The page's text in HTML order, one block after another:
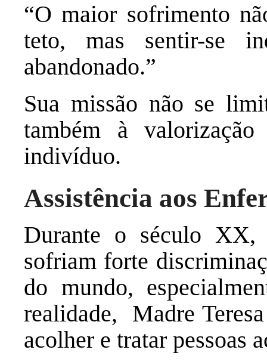
“O maior sofrimento
teto, mas sentir-se
abandonado.”
Sua missão não se
também à
indivíduo.
Assistência aos
Durante o século XX,
sofriam forte
do mundo,
realidade, Madre
acolher e tratar pessoas